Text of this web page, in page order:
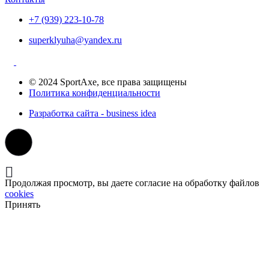
+7 (939) 223-10-78
superklyuha@yandex.ru
© 2024 SportAxe, все права защищены
Политика конфиденциальности
Разработка сайта - business idea
Продолжая просмотр, вы даете согласие на обработку файлов
cookies
Принять